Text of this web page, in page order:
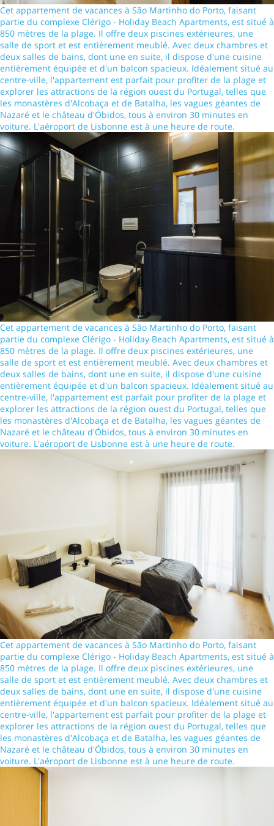
Cet appartement de vacances à São Martinho do Porto, faisant
partie du complexe Clérigo - Holiday Beach Apartments, est situé à
850 mètres de la plage. Il offre deux piscines extérieures, une
salle de sport et est entièrement meublé. Avec deux chambres et
deux salles de bains, dont une en suite, il dispose d'une cuisine
entièrement équipée et d'un balcon spacieux. Idéalement situé au
centre-ville, l'appartement est parfait pour profiter de la plage et
explorer les attractions de la région ouest du Portugal, telles que
les monastères d'Alcobaça et de Batalha, les vagues géantes de
Nazaré et le château d'Óbidos, tous à environ 30 minutes en
voiture. L'aéroport de Lisbonne est à une heure de route.
Cet appartement de vacances à São Martinho do Porto, faisant
partie du complexe Clérigo - Holiday Beach Apartments, est situé à
850 mètres de la plage. Il offre deux piscines extérieures, une
salle de sport et est entièrement meublé. Avec deux chambres et
deux salles de bains, dont une en suite, il dispose d'une cuisine
entièrement équipée et d'un balcon spacieux. Idéalement situé au
centre-ville, l'appartement est parfait pour profiter de la plage et
explorer les attractions de la région ouest du Portugal, telles que
les monastères d'Alcobaça et de Batalha, les vagues géantes de
Nazaré et le château d'Óbidos, tous à environ 30 minutes en
voiture. L'aéroport de Lisbonne est à une heure de route.
Cet appartement de vacances à São Martinho do Porto, faisant
partie du complexe Clérigo - Holiday Beach Apartments, est situé à
850 mètres de la plage. Il offre deux piscines extérieures, une
salle de sport et est entièrement meublé. Avec deux chambres et
deux salles de bains, dont une en suite, il dispose d'une cuisine
entièrement équipée et d'un balcon spacieux. Idéalement situé au
centre-ville, l'appartement est parfait pour profiter de la plage et
explorer les attractions de la région ouest du Portugal, telles que
les monastères d'Alcobaça et de Batalha, les vagues géantes de
Nazaré et le château d'Óbidos, tous à environ 30 minutes en
voiture. L'aéroport de Lisbonne est à une heure de route.